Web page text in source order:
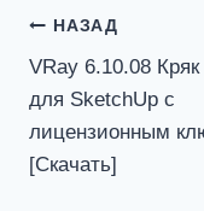
Навигация
по
записям
НАЗАД
VRay 6.10.08 Кряк
для SketchUp с
лицензионным
[Скачать]